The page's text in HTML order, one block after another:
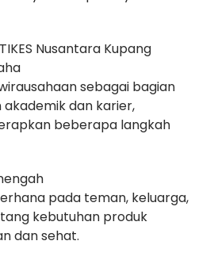
Nusantara Kupang
sebagai bagian
dan karier,
beberapa langkah
pada teman, keluarga,
kebutuhan produk
dan sehat.